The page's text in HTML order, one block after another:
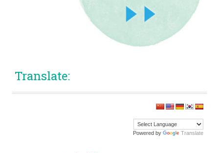
Translate:
Powered by Translate